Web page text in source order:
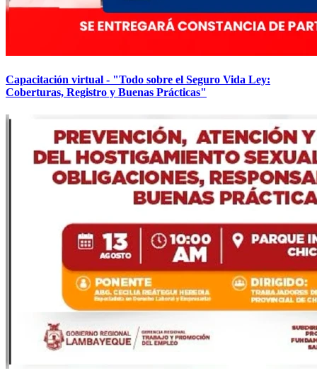
Capacitación virtual - "Todo sobre el Seguro Vida Ley:
Coberturas, Registro y Buenas Prácticas"